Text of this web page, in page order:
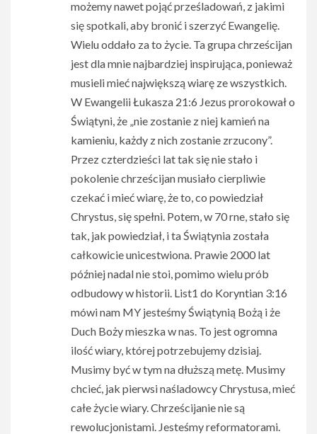
możemy nawet pojąć prześladowań, z jakimi
się spotkali, aby bronić i szerzyć Ewangelię.
Wielu oddało za to życie. Ta grupa chrześcijan
jest dla mnie najbardziej inspirująca, ponieważ
musieli mieć największą wiarę ze wszystkich.
W Ewangelii Łukasza 21:6 Jezus prorokował o
Świątyni, że „nie zostanie z niej kamień na
kamieniu, każdy z nich zostanie zrzucony”.
Przez czterdzieści lat tak się nie stało i
pokolenie chrześcijan musiało cierpliwie
czekać i mieć wiarę, że to, co powiedział
Chrystus, się spełni. Potem, w 70 rne, stało się
tak, jak powiedział, i ta Świątynia została
całkowicie unicestwiona. Prawie 2000 lat
później nadal nie stoi, pomimo wielu prób
odbudowy w historii. List1 do Koryntian 3:16
mówi nam MY jesteśmy Świątynią Bożą i że
Duch Boży mieszka w nas. To jest ogromna
ilość wiary, której potrzebujemy dzisiaj.
Musimy być w tym na dłuższą metę. Musimy
chcieć, jak pierwsi naśladowcy Chrystusa, mieć
całe życie wiary. Chrześcijanie nie są
rewolucjonistami. Jesteśmy reformatorami.